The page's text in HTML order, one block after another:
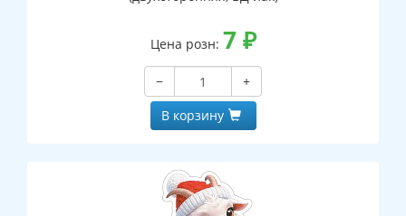
Цена розн: 7 ₽
−
+
В корзину